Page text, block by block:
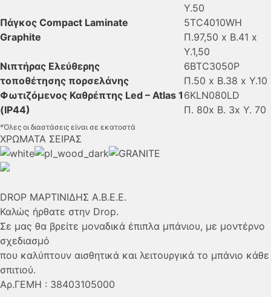
Y.50
Πάγκος Compact Laminate
Graphite
5TC4010WH
Π.97,50 x Β.41 x
Υ.1,50
Νιπτήρας Ελεύθερης
τοποθέτησης πορσελάνης
6BTC3050P
Π.50 x B.38 x Y.10
Φωτιζόμενος Καθρέπτης Led – Atlas 1
(IP44)
6KLN080LD
Π. 80x Β. 3x Υ. 70
*Όλες οι διαστάσεις είναι σε εκατοστά
ΧΡΩΜΑΤΑ ΣΕΙΡΑΣ
DROP ΜΑΡΤΙΝΙΔΗΣ Α.Β.Ε.Ε.
Καλώς ήρθατε στην Drop.
Σε μας θα βρείτε μοναδικά έπιπλα μπάνιου, με μοντέρνο
σχεδιασμό
που καλύπτουν αισθητικά και λειτουργικά το μπάνιο κάθε
σπιτιού.
Αρ.ΓΕΜΗ : 38403105000